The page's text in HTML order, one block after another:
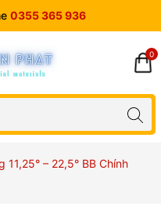
0355 365 936
0
11,25° – 22,5° BB Chính